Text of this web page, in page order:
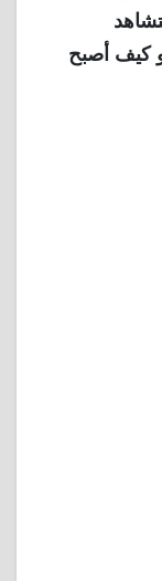
كيف أصبح